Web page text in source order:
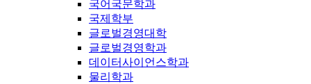
국어국문학과
국제학부
글로벌경영대학
글로벌경영학과
데이터사이언스학과
물리학과